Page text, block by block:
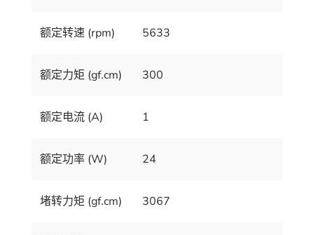
额定转速 (rpm) 5633
额定力矩 (gf.cm) 300
额定电流 (A) 1
额定功率 (W) 24
堵转力矩 (gf.cm) 3067